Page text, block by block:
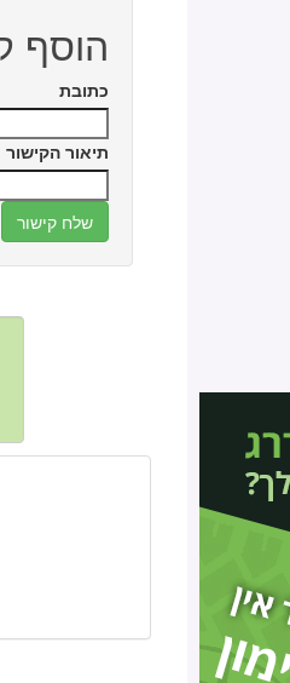
הוסף
כתובת
תיאור הקישור